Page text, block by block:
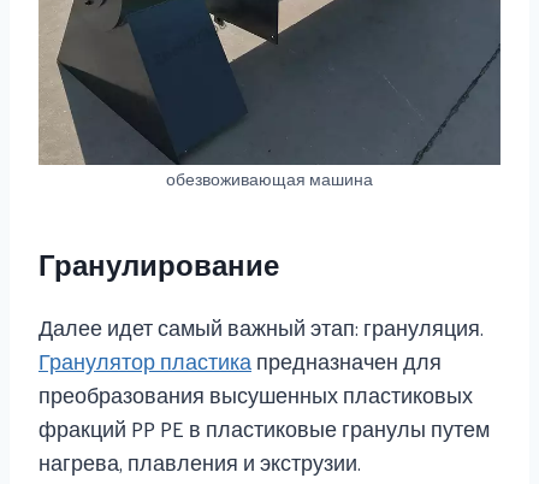
обезвоживающая машина
Гранулирование
Далее идет самый важный этап: грануляция.
Гранулятор пластикапредназначен для
преобразования высушенных пластиковых
фракций PP PE в пластиковые гранулы путем
нагрева, плавления и экструзии.